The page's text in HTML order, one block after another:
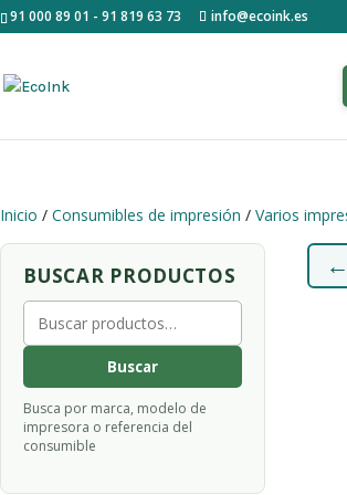
91 000 89 01 - 91 819 63 73 info@ecoink.es
Inicio /Consumibles de impresión /Varios
BUSCAR PRODUCTOS
Buscar
por:
Buscar
Busca por marca, modelo de
impresora o referencia del
consumible